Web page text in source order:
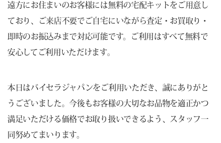
遠方にお住まいのお客様には無料の宅配キットをご用意し
ており、ご来店不要でご自宅にいながら査定・お買取り・
即時のお振込みまで対応可能です。ご利用はすべて無料で
安心してご利用いただけます。
本日はバイセラジャパンをご利用いただき、誠にありがと
うございました。今後もお客様の大切なお品物を適正かつ
満足いただける価格でお取り扱いできるよう、スタッフ一
同努めてまいります。